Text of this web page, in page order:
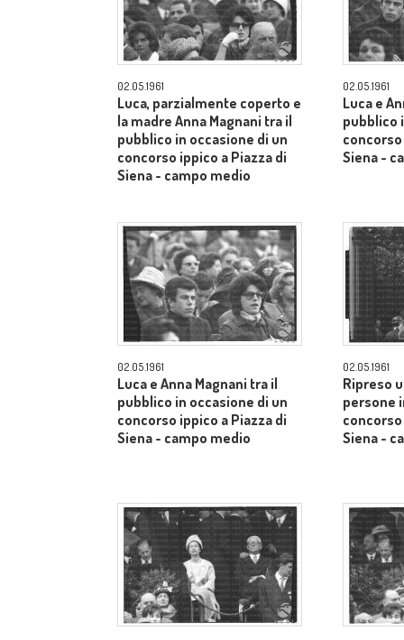
02.05.1961
Luca, parzialmente coperto e
la madre Anna Magnani tra il
pubblico in occasione di un
concorso ippico a Piazza di
Siena - campo medio
02.05.1961
Luca e
pubblico
Siena -
02.05.1961
Luca e Anna Magnani tra il
pubblico in occasione di un
concorso ippico a Piazza di
Siena - campo medio
02.05.1961
Ripreso
persone
Siena -